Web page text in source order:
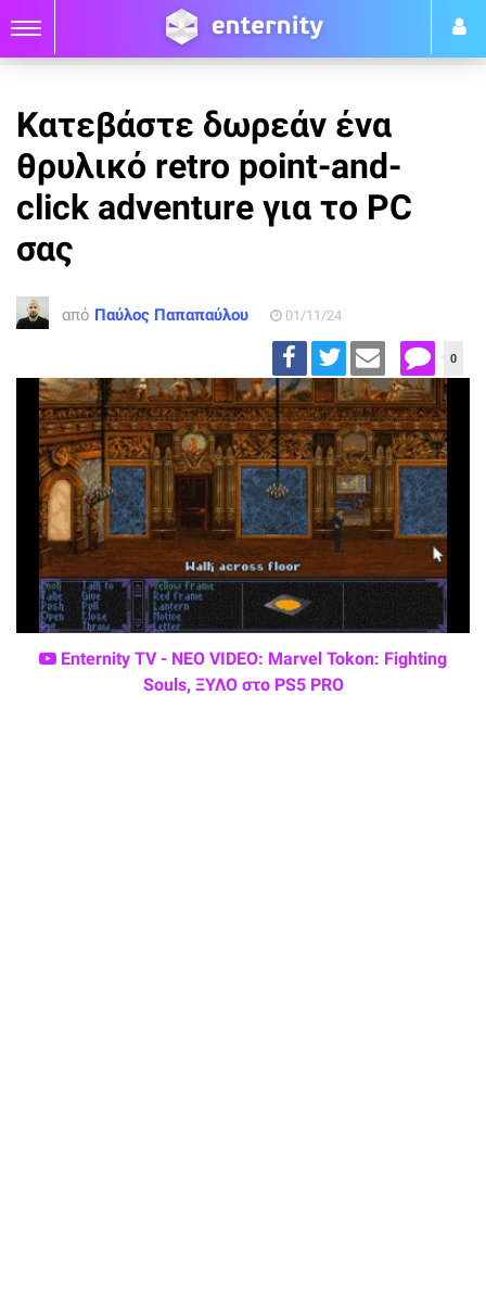
Κατεβάστε δωρεάν ένα
θρυλικό retro point-and-
click adventure για το PC
σας
από Παύλος Παπαπαύλου 01/11/24
0
Enternity TV - ΝΕΟ VIDEO: Marvel Tokon: Fighting
Souls, ΞΥΛΟ στο PS5 PRO